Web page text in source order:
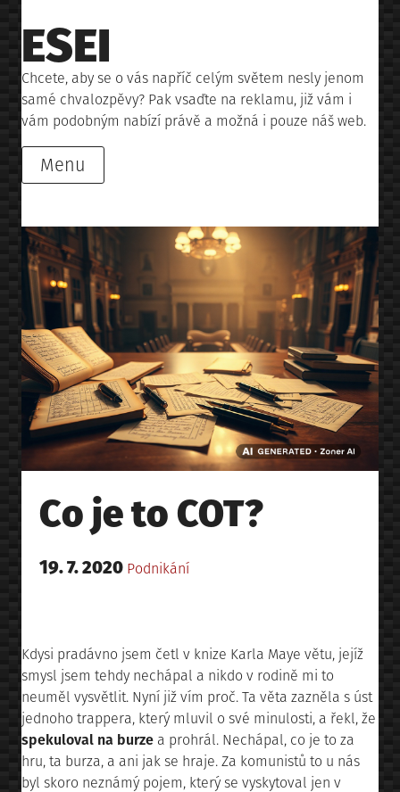
to
content
ESEI
Chcete, aby se o vás napříč celým světem nesly jenom
samé chvalozpěvy? Pak vsaďte na reklamu, již vám i
vám podobným nabízí právě a možná i pouze náš web.
Menu
Co je to COT?
Posted
19. 7. 2020 Posted
Podnikání
Kdysi pradávno jsem četl v knize Karla Maye větu, jejíž
smysl jsem tehdy nechápal a nikdo v rodině mi to
neuměl vysvětlit. Nyní již vím proč. Ta věta zazněla s úst
jednoho trappera, který mluvil o své minulosti, a řekl, že
spekuloval na burze a prohrál. Nechápal, co je to za
hru, ta burza, a ani jak se hraje. Za komunistů to u nás
byl skoro neznámý pojem, který se vyskytoval jen v